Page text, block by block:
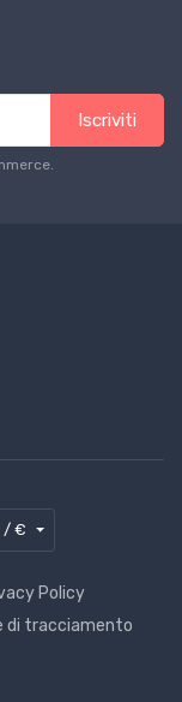
Iscriviti
/ €
Policy
di tracciamento